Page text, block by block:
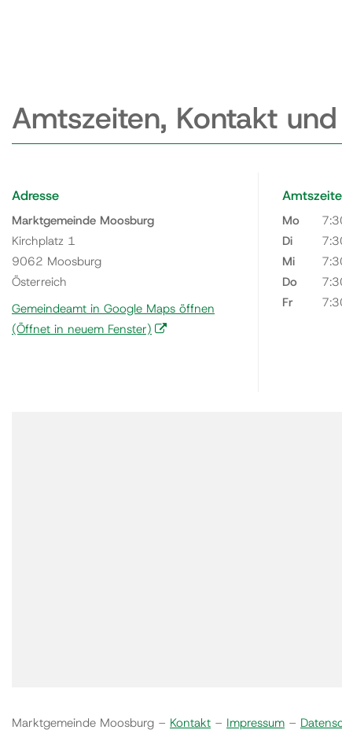
Amtszeiten, Kontakt
Adresse
Marktgemeinde Moosburg
Kirchplatz 1
9062 Moosburg
Österreich
Gemeindeamt in Google Maps öffnen
(Öffnet in neuem Fenster)
Mo
Di
Mi
Do
Fr
Marktgemeinde Moosburg – Kontakt – Impressum –